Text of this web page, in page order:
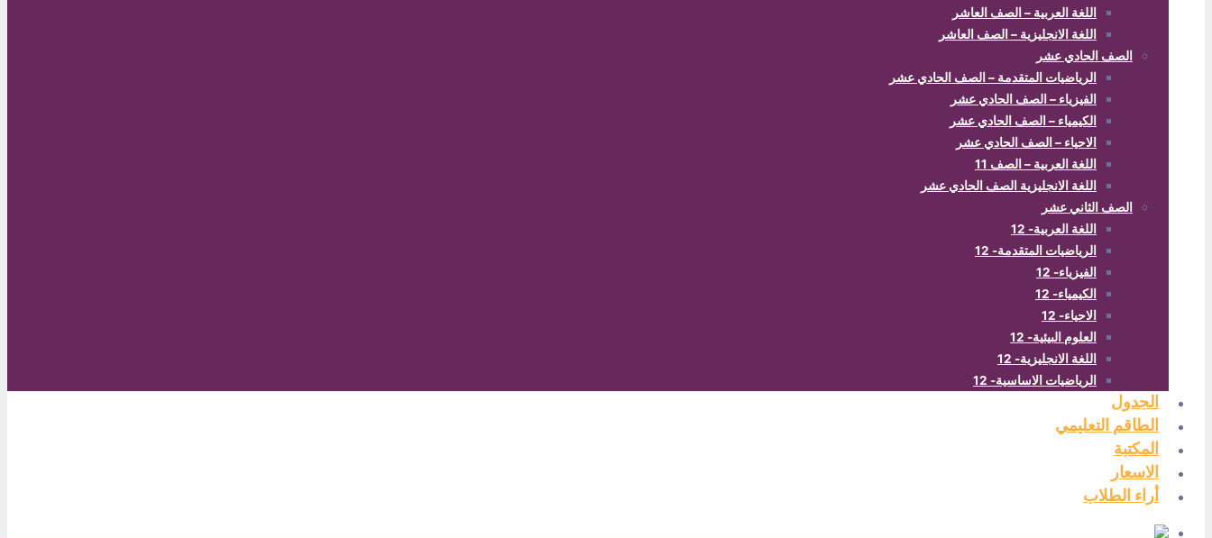
اللغة العربية – الصف العاشر
اللغة الانجليزية – الصف العاشر
الصف الحادي عشر
الرياضيات المتقدمة – الصف الحادي عشر
الفيزياء – الصف الحادي عشر
الكيمياء – الصف الحادي عشر
الاحياء – الصف الحادي عشر
اللغة العربية – الصف 11
اللغة الانجليزية الصف الحادي عشر
الصف الثاني عشر
اللغة العربية- 12
الرياضيات المتقدمة- 12
الفيزياء- 12
الكيمياء- 12
الاحياء- 12
العلوم البيئية- 12
اللغة الانجليزية- 12
الرياضيات الاساسية- 12
الجدول
الطاقم التعليمي
المكتبة
الاسعار
أراء الطلاب